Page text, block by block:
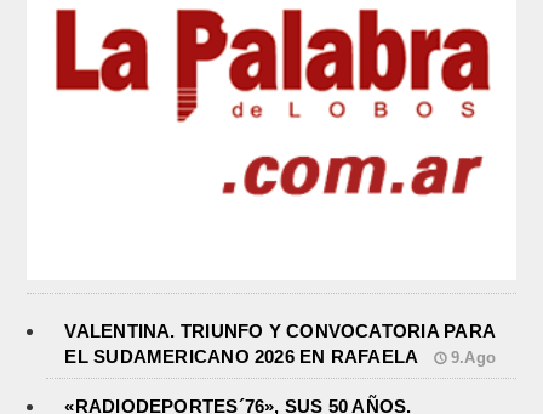
VALENTINA. TRIUNFO Y CONVOCATORIA PARA
EL SUDAMERICANO 2026 EN RAFAELA
9.Ago
«RADIODEPORTES´76», SUS 50 AÑOS.